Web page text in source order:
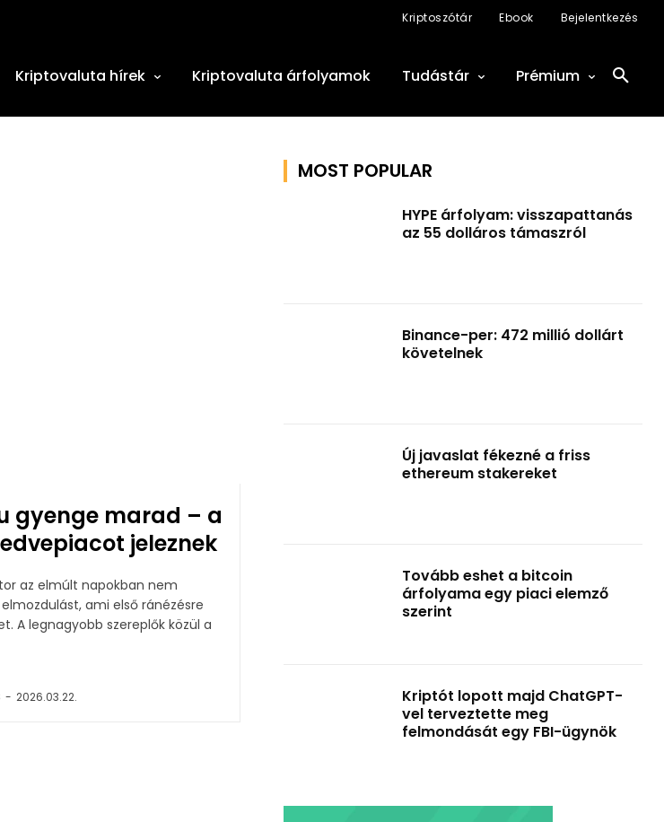
Kriptoszótár Ebook Bejelentkezés
Kriptovaluta hírek Kriptovaluta árfolyamok Tudástár Prémium
gyenge marad – a
jeleznek
az elmúlt napokban nem
ami első ránézésre
a
- 2026.03.22.
MOST POPULAR
HYPE árfolyam: visszapattanás
az 55 dolláros támaszról
Binance-per: 472 millió dollárt
követelnek
Új javaslat fékezné a friss
ethereum stakereket
Tovább eshet a bitcoin
árfolyama egy piaci elemző
szerint
Kriptót lopott majd ChatGPT-
vel terveztette meg
felmondását egy FBI-ügynök